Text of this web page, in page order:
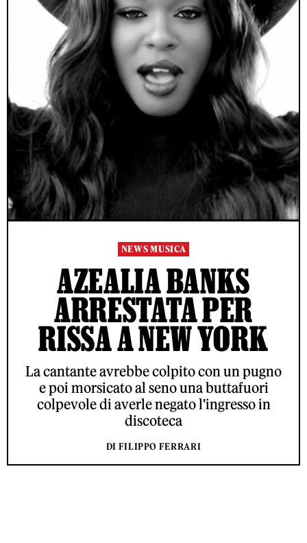
NEWS MUSICA
AZEALIA BANKS
ARRESTATA PER
RISSA A NEW YORK
La cantante avrebbe colpito con un pugno
e poi morsicato al seno una buttafuori
colpevole di averle negato l'ingresso in
discoteca
DI FILIPPO FERRARI